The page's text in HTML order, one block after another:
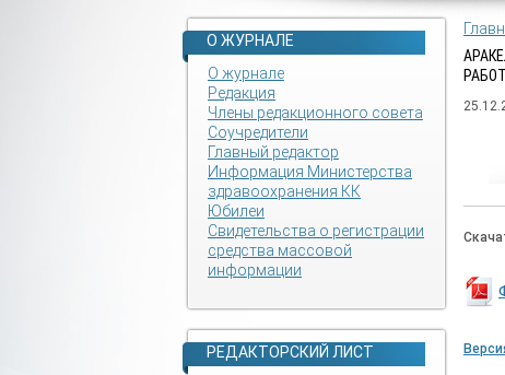
О ЖУРНАЛЕ
О журнале
Редакция
Члены редакционного совета
Соучредители
Главный редактор
Информация Министерства
здравоохранения КК
Юбилеи
Свидетельства о регистрации
средства массовой
информации
РЕДАКТОРСКИЙ ЛИСТ